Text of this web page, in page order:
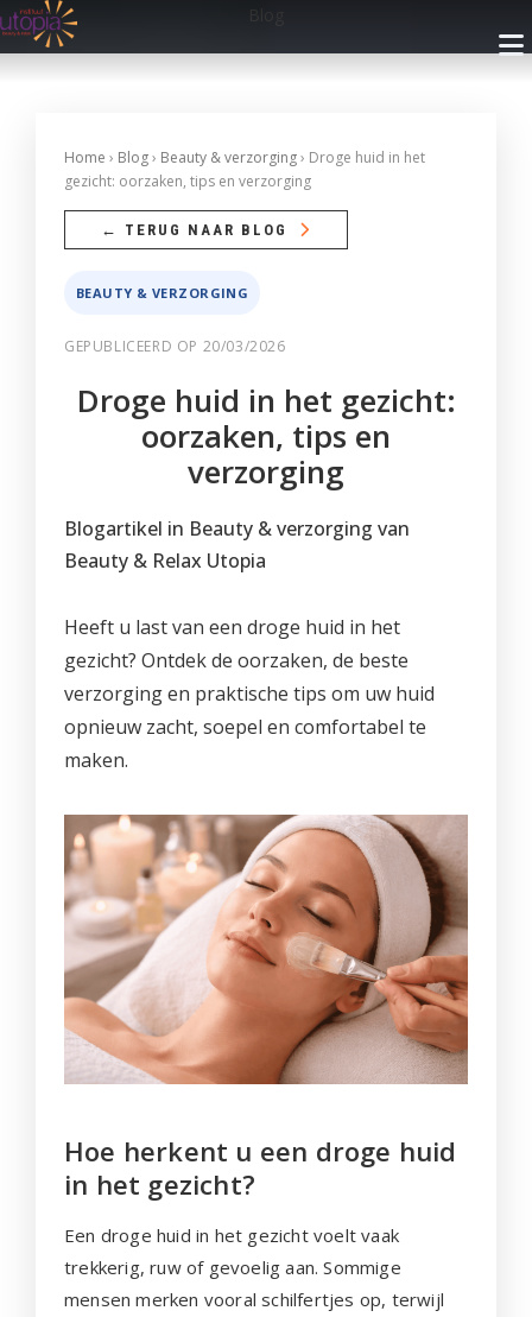
INFO
Openingsuren
Cadeaubon
Blog
FAQ
BEHANDELINGEN
Make-up
Voeten
Wenkbrauwen
Prijslijst
ARRANGEMENTEN
Met Privé Sauna
Zonder Privé Sauna
PRIVÉ SAUNA
Privé Wellness 1
Faciliteiten
Foto's
Privé Wellness 2
Prijzen
Reserveren
Arrangementen
Huisregels
RESERVEREN
Reservatie met Cadeaubon
Privé Wellness met Massage
Reserveren
Cadeaubon
Producten
PROMO'S
Blog
Home › Blog› Beauty & verzorging› Droge huid in het
gezicht: oorzaken, tips en verzorging
← TERUG NAAR BLOG
BEAUTY & VERZORGING
GEPUBLICEERD OP 20/03/2026
Droge huid in het gezicht:
oorzaken, tips en
verzorging
Blogartikel in Beauty & verzorging van
Beauty & Relax Utopia
Heeft u last van een droge huid in het
gezicht? Ontdek de oorzaken, de beste
verzorging en praktische tips om uw huid
opnieuw zacht, soepel en comfortabel te
maken.
Hoe herkent u een droge huid
in het gezicht?
Een droge huid in het gezicht voelt vaak
trekkerig, ruw of gevoelig aan. Sommige
mensen merken vooral schilfertjes op, terwijl